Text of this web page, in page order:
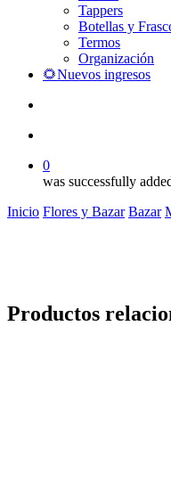
Tappers
Botellas y
Termos
Organización
🌻Nuevos ingresos
0
was successfully
Inicio Flores y Bazar Bazar
Productos